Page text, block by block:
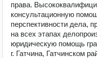
права.
консультационную
перспективности дела,
на всех этапах
юридическую помощь
г. Гатчина, Гатчинском